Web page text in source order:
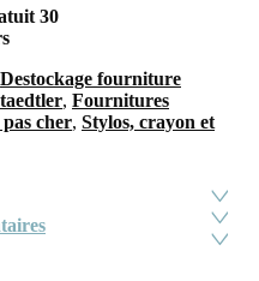
30
Destockage fourniture
, Fournitures
cher, Stylos, crayon et